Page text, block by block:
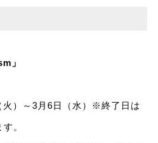
」
火）～3月6日（水）※終了⽇は
。